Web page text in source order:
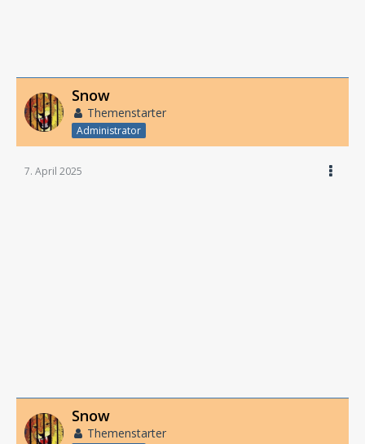
Snow
Themenstarter
Administrator
7. April 2025
Snow
Themenstarter